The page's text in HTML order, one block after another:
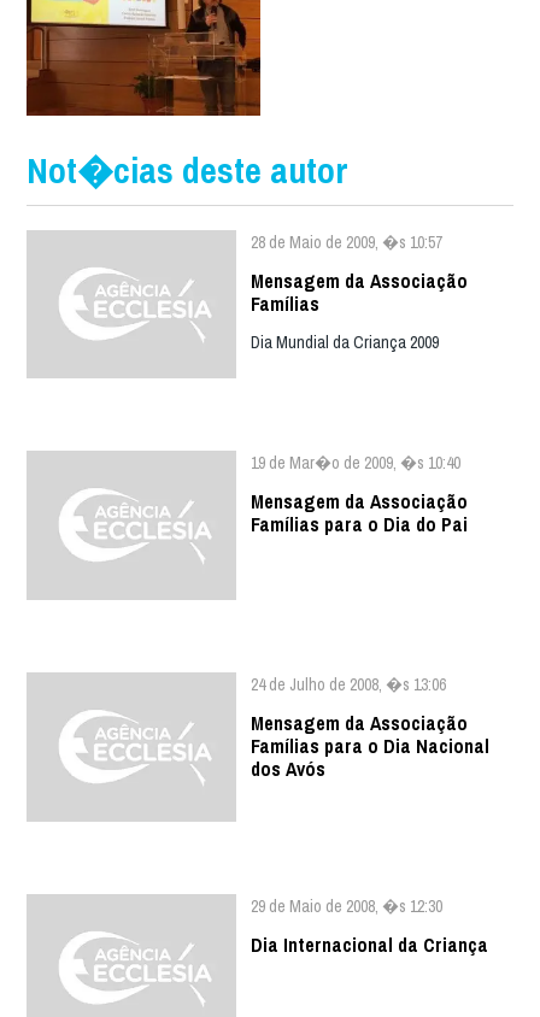
Not�cias deste autor
28 de Maio de 2009, �s 10:57
Mensagem da Associação
Famílias
Dia Mundial da Criança 2009
19 de Mar�o de 2009, �s 10:40
Mensagem da Associação
Famílias para o Dia do Pai
24 de Julho de 2008, �s 13:06
Mensagem da Associação
Famílias para o Dia Nacional
dos Avós
29 de Maio de 2008, �s 12:30
Dia Internacional da Criança